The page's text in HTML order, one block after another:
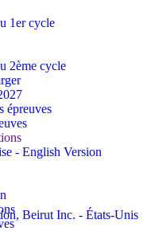
1er cycle
2ème cycle
épreuves
- English Version
Beirut Inc. - États-Unis